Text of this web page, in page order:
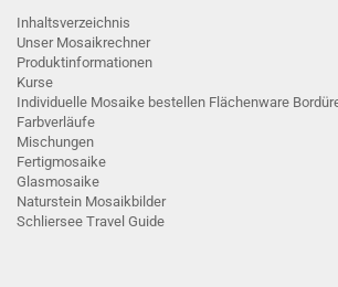
Inhaltsverzeichnis
Unser Mosaikrechner
Produktinformationen
Kurse
Individuelle Mosaike bestellen Flächenware
Farbverläufe
Mischungen
Fertigmosaike
G lasmosaike
Naturstein Mosaikbilder
Schliersee Travel Guide